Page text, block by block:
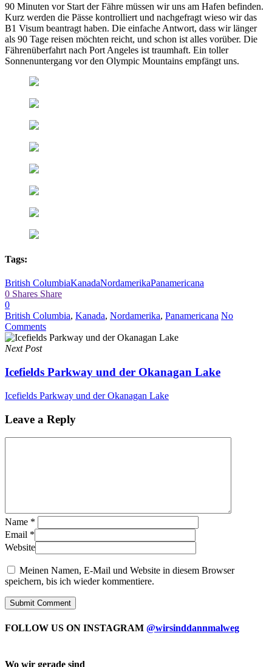
90 Minuten vor Start der Fähre müssen wir uns am Hafen befinden.
Kurz werden die Pässe kontrolliert und nachgefragt wieso wir das
B1 Visum beantragt haben. Die einfache Antwort, dass wir länger
als 90 Tage reisen möchten reicht, und schon ist alles vorüber. Die
Fährenüberfahrt nach Port Angeles ist traumhaft. Ein toller
Sonnenuntergang vor den Olympic Mountains empfängt uns.
Tags:
British ColumbiaKanadaNordamerikaPanamericana
0 Shares Share
0
British Columbia, Kanada, Nordamerika, Panamericana No
Comments
Next Post
Icefields Parkway und der Okanagan Lake
Icefields Parkway und der Okanagan Lake
Leave a Reply
Name *
Email *
Website
Meinen Namen, E-Mail und Website in diesem Browser
speichern, bis ich wieder kommentiere.
FOLLOW US ON INSTAGRAM @wirsinddannmalweg
Wo wir gerade sind